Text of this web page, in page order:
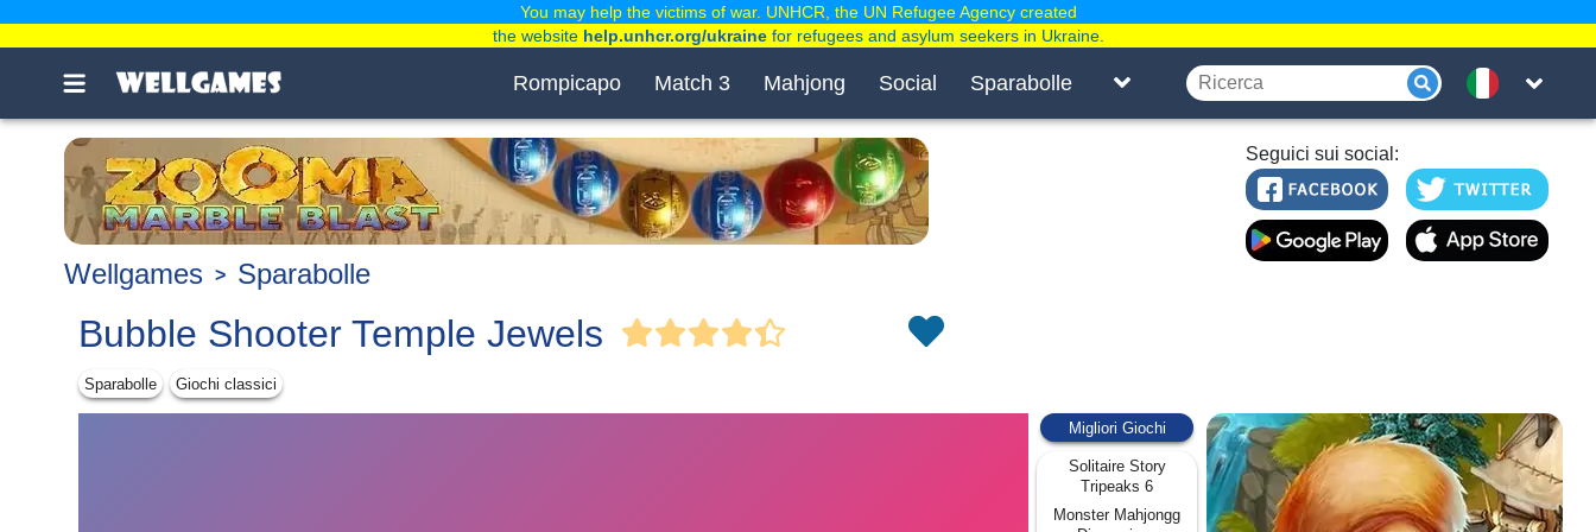
Rompicapo Match 3 Mahjong Social Sparabolle
Seguici sui social:
Wellgames Sparabolle
Bubble Shooter Temple Jewels
Sparabolle Giochi сlassici
Migliori Giochi
Solitaire Story
Tripeaks 6
Monster Mahjongg
You may help the victims of war. UNHCR, the UN Refugee Agency created
the website help.unhcr.org/ukrainefor refugees and asylum seekers in Ukraine.